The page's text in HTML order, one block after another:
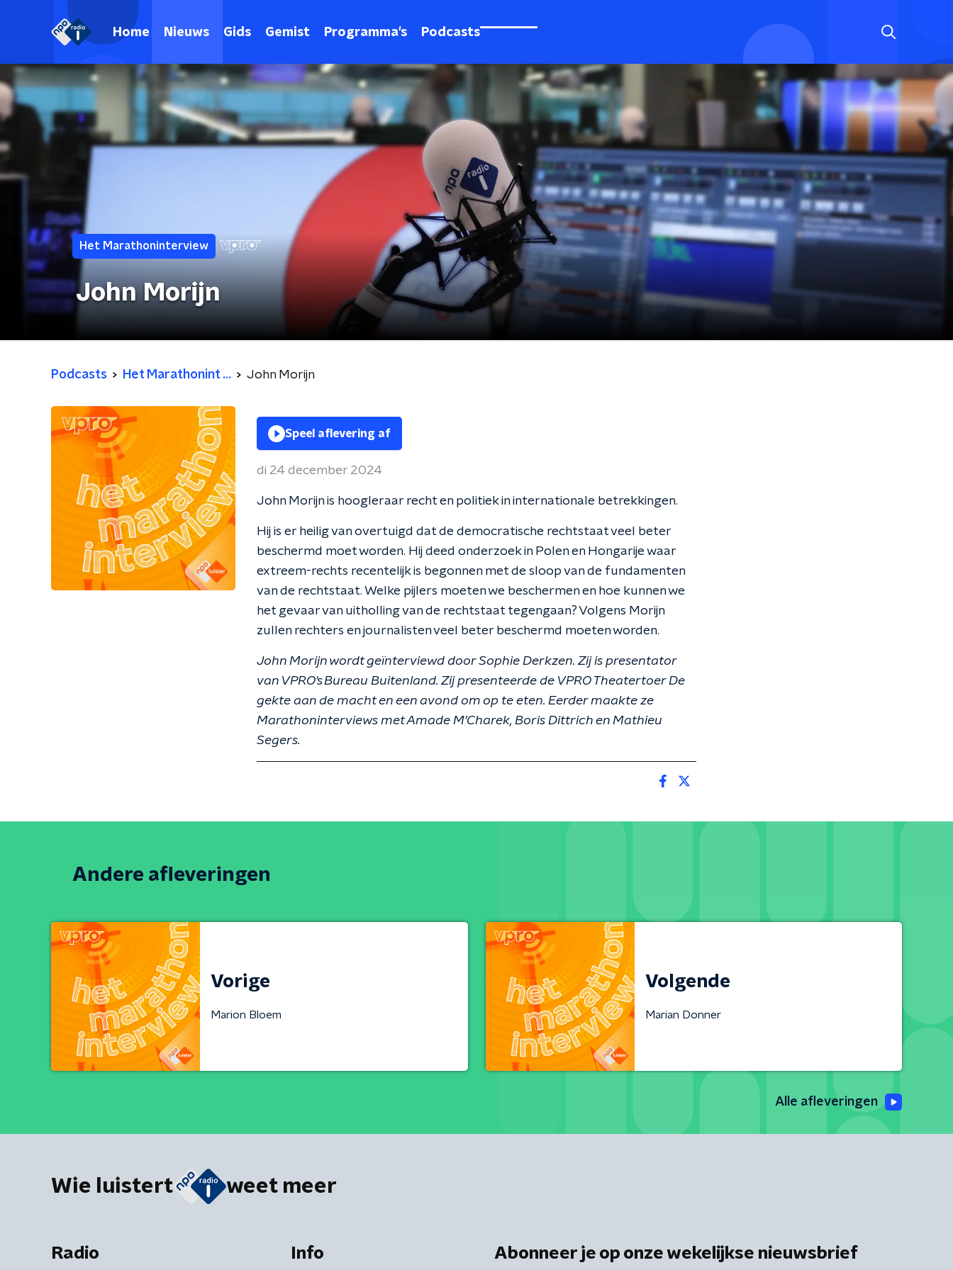
Home Nieuws Gids Gemist Programma's Podcasts
Het Marathoninterview
John Morijn
Podcasts Het Marathonint ... John Morijn
Speel aflevering af
di 24 december 2024
John Morijn is hoogleraar recht en politiek in internationale betrekkingen.
Hij is er heilig van overtuigd dat de democratische rechtstaat veel beter
beschermd moet worden. Hij deed onderzoek in Polen en Hongarije waar
extreem-rechts recentelijk is begonnen met de sloop van de fundamenten
van de rechtstaat. Welke pijlers moeten we beschermen en hoe kunnen we
het gevaar van uitholling van de rechtstaat tegengaan? Volgens Morijn
zullen rechters en journalisten veel beter beschermd moeten worden.
John Morijn wordt geïnterviewd door Sophie Derkzen. Zij is presentator
van VPRO's Bureau Buitenland. Zij presenteerde de VPRO Theatertoer De
gekte aan de macht en een avond om op te eten. Eerder maakte ze
Marathoninterviews met Amade M’Charek, Boris Dittrich en Mathieu
Segers.
Andere afleveringen
Vorige
Marion Bloem
Volgende
Marian Donner
Alle afleveringen
Wie luistert weet meer
Radio Info Abonneer je op onze wekelijkse nieuwsbrief